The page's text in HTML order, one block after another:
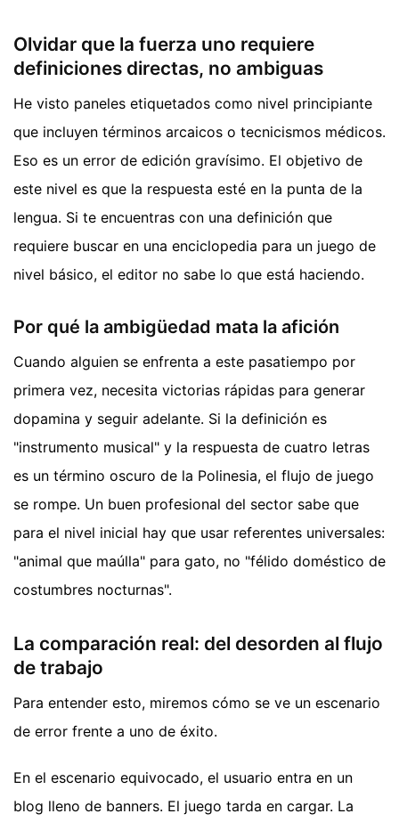
Olvidar que la fuerza uno requiere
definiciones directas, no ambiguas
He visto paneles etiquetados como nivel principiante
que incluyen términos arcaicos o tecnicismos médicos.
Eso es un error de edición gravísimo. El objetivo de
este nivel es que la respuesta esté en la punta de la
lengua. Si te encuentras con una definición que
requiere buscar en una enciclopedia para un juego de
nivel básico, el editor no sabe lo que está haciendo.
Por qué la ambigüedad mata la afición
Cuando alguien se enfrenta a este pasatiempo por
primera vez, necesita victorias rápidas para generar
dopamina y seguir adelante. Si la definición es
"instrumento musical" y la respuesta de cuatro letras
es un término oscuro de la Polinesia, el flujo de juego
se rompe. Un buen profesional del sector sabe que
para el nivel inicial hay que usar referentes universales:
"animal que maúlla" para gato, no "félido doméstico de
costumbres nocturnas".
La comparación real: del desorden al flujo
de trabajo
Para entender esto, miremos cómo se ve un escenario
de error frente a uno de éxito.
En el escenario equivocado, el usuario entra en un
blog lleno de banners. El juego tarda en cargar. La